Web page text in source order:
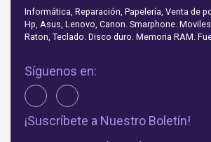
Informática, Reparación, Papelería, Venta de
Hp, Asus, Lenovo, Canon. Smarphone.
Raton, Teclado. Disco duro. Memoria RAM.
Síguenos en:
¡Suscríbete a Nuestro Boletín!